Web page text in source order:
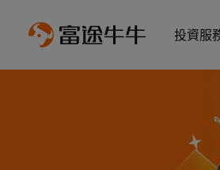
投資服